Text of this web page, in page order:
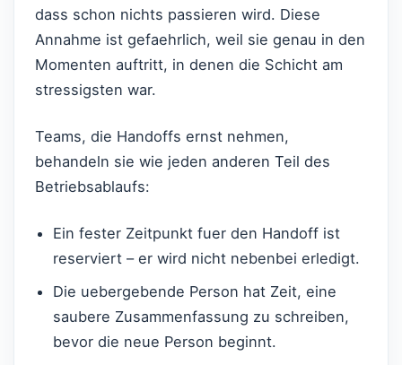
dass schon nichts passieren wird. Diese
Annahme ist gefaehrlich, weil sie genau in den
Momenten auftritt, in denen die Schicht am
stressigsten war.
Teams, die Handoffs ernst nehmen,
behandeln sie wie jeden anderen Teil des
Betriebsablaufs:
Ein fester Zeitpunkt fuer den Handoff ist
reserviert – er wird nicht nebenbei erledigt.
Die uebergebende Person hat Zeit, eine
saubere Zusammenfassung zu schreiben,
bevor die neue Person beginnt.